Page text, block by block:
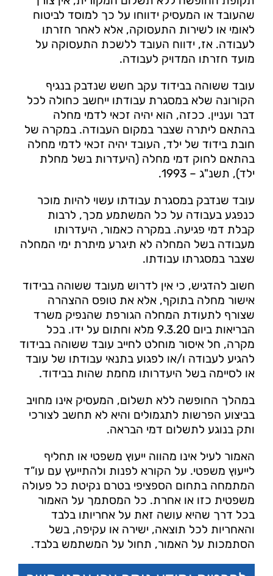
שהעובד או המעסיק ידווחו על כך למוסד לביטוח
לאומי או לשירות התעסוקה, אלא לאחר חזרתו
לעבודה. אז, ידווח העובד ללשכת התעסוקה על
מועד חזרתו המדויק לעבודה.
עובד ששוהה בבידוד עקב חשש שנדבק בנגיף
הקורונה שלא במסגרת עבודתו ייחשב כחולה לכל
דבר ועניין. ככזה, הוא יהיה זכאי לדמי מחלה
בהתאם ליתרה שצבר במקום העבודה. במקרה של
חובת בידוד של ילד, העובד יהיה זכאי לדמי מחלה
בהתאם לחוק דמי מחלה (היעדרות בשל מחלת
ילד), תשנ"ג – 1993.
עובד שנדבק במסגרת עבודתו עשוי להיות מוכר
כנפגע בעבודה על כל המשתמע מכך, לרבות
קבלת דמי פגיעה. במקרה כאמור, היעדרותו
מעבודה בשל המחלה לא תיגרע מיתרת ימי המחלה
שצבר במסגרתו עבודתו.
חשוב להדגיש, כי אין לדרוש מעובד ששוהה בבידוד
אישור מחלה בתוקף, אלא את טופס ההצהרה
שצורף לתעודת המחלה הגורפת שהנפיק משרד
הבריאות ביום 9.3.20 מלא וחתום על ידו. בכל
מקרה, חל איסור מוחלט לחייב עובד ששוהה בבידוד
להגיע לעבודה ו/או לפגוע בתנאי עבודתו של עובד
או לסיימה בשל היעדרותו מחמת שהות בבידוד.
במהלך החופשה ללא תשלום, המעסיק אינו מחויב
בביצוע הפרשות לתגמולים והיא לא תחשב לצורכי
ותק בנוגע לתשלום דמי הבראה.
האמור לעיל אינו מהווה ייעוץ משפטי או תחליף
לייעוץ משפטי. על הקורא לפנות ולהתייעץ עם עו”ד
המתמחה בתחום הספציפי בטרם נקיטת כל פעולה
משפטית כזו או אחרת. כל המסתמך על האמור
בכל דרך שהיא עושה זאת על אחריותו בלבד
והאחריות לכל תוצאה, ישירה או עקיפה, בשל
הסתמכות על האמור, תחול על המשתמש בלבד.